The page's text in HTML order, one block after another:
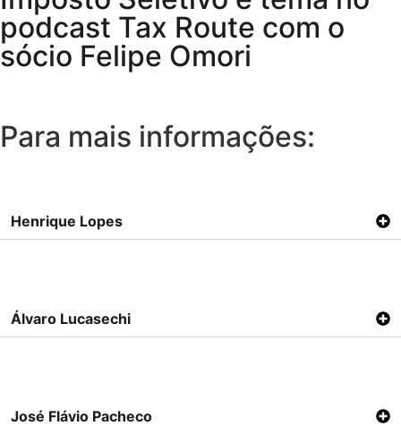
podcast Tax Route com o
sócio Felipe Omori
Para mais informações:
Henrique Lopes
Álvaro Lucasechi
José Flávio Pacheco